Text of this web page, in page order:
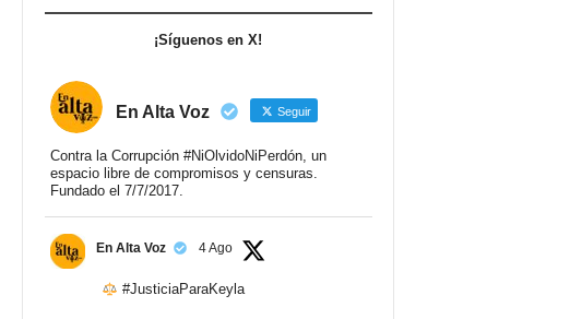
¡Síguenos en X!
En Alta Voz Seguir
Contra la Corrupción #NiOlvidoNiPerdón, un
espacio libre de compromisos y censuras.
Fundado el 7/7/2017.
En Alta Voz 4 Ago
#JusticiaParaKeyla